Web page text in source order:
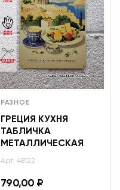
РАЗНОЕ
ГРЕЦИЯ КУХНЯ
ТАБЛИЧКА
МЕТАЛЛИЧЕСКАЯ
Арт: 48122
790,00 ₽